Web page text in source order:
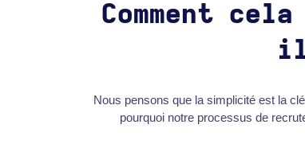
Comment
Nous pensons que la simplicité est la
pourquoi notre processus de